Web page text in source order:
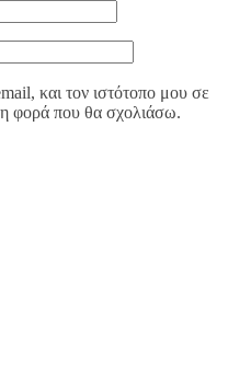
και τον ιστότοπο μου σε
φορά που θα σχολιάσω.